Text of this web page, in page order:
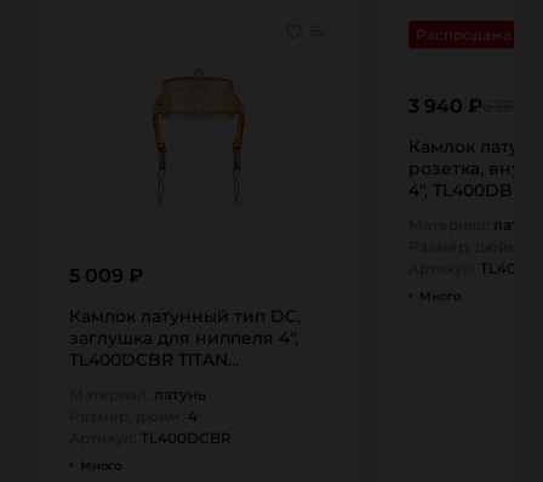
5 009 ₽
Камлок латунный тип DC,
заглушка для ниппеля 4",
TL400DCBR TITAN…
латунь
4
TL400DCBR
Много
Распродажа
3 940 ₽
Камлок
розетка,
4", TL400DBR
Много